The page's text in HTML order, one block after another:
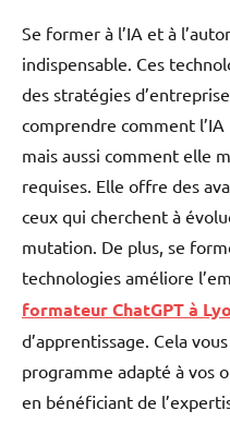
Se former à l’IA et à
indispensable. Ces
des stratégies
comprendre comment
mais aussi comment elle
requises. Elle offre des
ceux qui cherchent à
mutation. De plus, se
technologies améliore
formateur ChatGPT à
d’apprentissage. Cela
programme adapté à vos
en bénéficiant de